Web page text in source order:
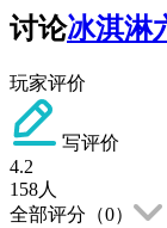
讨论冰淇淋
玩家评价
写评价
4.2
158人
全部评分（0）